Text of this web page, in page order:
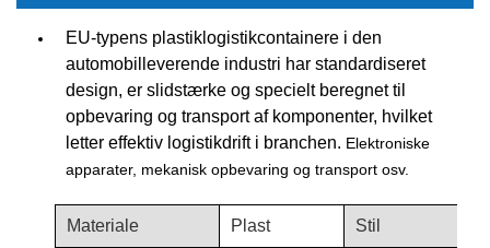
EU-typens plastiklogistikcontainere i den
automobilleverende industri har standardiseret
design, er slidstærke og specielt beregnet til
opbevaring og transport af komponenter, hvilket
letter effektiv logistikdrift i branchen. Elektroniske
apparater, mekanisk opbevaring og transport osv.
Materiale Plast Stil